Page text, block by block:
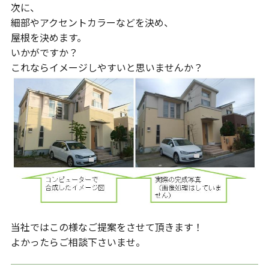
次に、
細部やアクセントカラーなどを決め、
屋根を決めます。
いかがですか？
これならイメージしやすいと思いませんか？
当社ではこの様なご提案をさせて頂きます！
よかったらご相談下さいませ。